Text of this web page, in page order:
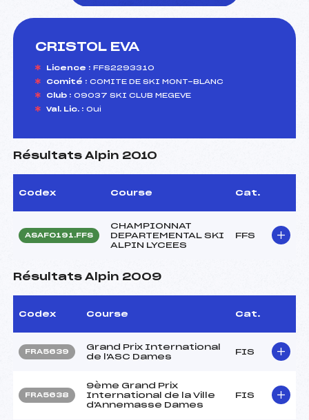
CRISTOL EVA
Licence : FFS2293310
Comité : COMITE DE SKI MONT-BLANC
Club : 09037 SKI CLUB MEGEVE
Val. Lic. : Oui
Résultats Alpin 2010
Codex Course Cat.
ASAF0191.FFS
CHAMPIONNAT
DEPARTEMENTAL SKI
ALPIN LYCEES
FFS
Résultats Alpin 2009
Codex Course Cat.
FRA5639
Grand Prix International
de l'ASC Dames
FIS
FRA5638
9ème Grand Prix
International de la Ville
d'Annemasse Dames
FIS